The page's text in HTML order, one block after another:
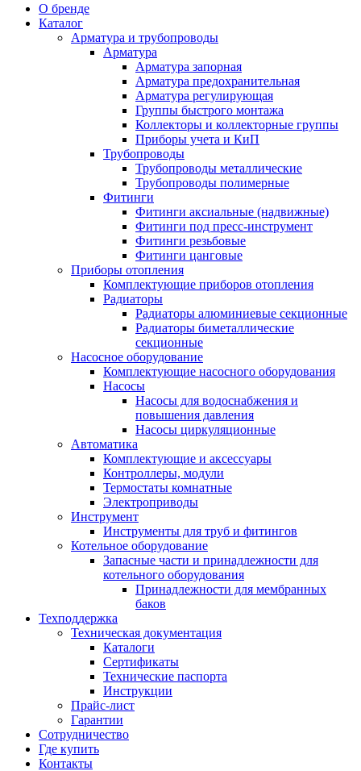
О бренде
Каталог
Арматура и трубопроводы
Арматура
Арматура запорная
Арматура предохранительная
Арматура регулирующая
Группы быстрого монтажа
Коллекторы и коллекторные группы
Приборы учета и КиП
Трубопроводы
Трубопроводы металлические
Трубопроводы полимерные
Фитинги
Фитинги аксиальные (надвижные)
Фитинги под пресс-инструмент
Фитинги резьбовые
Фитинги цанговые
Приборы отопления
Комплектующие приборов отопления
Радиаторы
Радиаторы алюминиевые секционные
Радиаторы биметаллические
секционные
Насосное оборудование
Комплектующие насосного оборудования
Насосы
Насосы для водоснабжения и
повышения давления
Насосы циркуляционные
Автоматика
Комплектующие и аксессуары
Контроллеры, модули
Термостаты комнатные
Электроприводы
Инструмент
Инструменты для труб и фитингов
Котельное оборудование
Запасные части и принадлежности для
котельного оборудования
Принадлежности для мембранных
баков
Техподдержка
Техническая документация
Каталоги
Сертификаты
Технические паспорта
Инструкции
Прайс-лист
Гарантии
Сотрудничество
Где купить
Контакты